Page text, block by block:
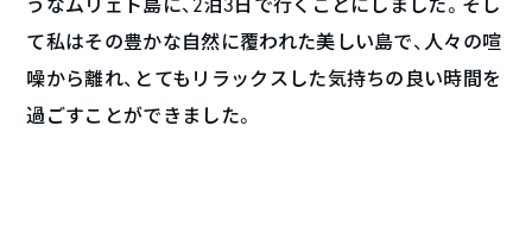
て私はその豊かな自然に覆われた美しい島で、人々の喧
噪から離れ、とてもリラックスした気持ちの良い時間を
過ごすことができました。